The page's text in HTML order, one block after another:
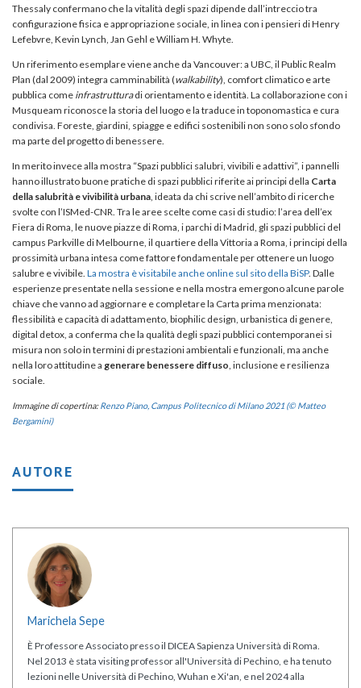
Thessaly confermano che la vitalità degli spazi dipende dall’intreccio tra
configurazione fisica e appropriazione sociale, in linea con i pensieri di Henry
Lefebvre, Kevin Lynch, Jan Gehl e William H. Whyte.
Un riferimento esemplare viene anche da Vancouver: a UBC, il Public Realm
Plan (dal 2009) integra camminabilità (walkability), comfort climatico e arte
pubblica come infrastrutturadi orientamento e identità. La collaborazione con i
Musqueam riconosce la storia del luogo e la traduce in toponomastica e cura
condivisa. Foreste, giardini, spiagge e edifici sostenibili non sono solo sfondo
ma parte del progetto di benessere.
In merito invece alla mostra “Spazi pubblici salubri, vivibili e adattivi”, i pannelli
hanno illustrato buone pratiche di spazi pubblici riferite ai principi della Carta
della salubrità e vivibilità urbana , ideata da chi scrive nell’ambito di ricerche
svolte con l’ISMed-CNR. Tra le aree scelte come casi di studio: l’area dell’ex
Fiera di Roma, le nuove piazze di Roma, i parchi di Madrid, gli spazi pubblici del
campus Parkville di Melbourne, il quartiere della Vittoria a Roma, i principi della
prossimità urbana intesa come fattore fondamentale per ottenere un luogo
salubre e vivibile. La mostra è visitabile anche online sul sito della BiSP. Dalle
esperienze presentate nella sessione e nella mostra emergono alcune parole
chiave che vanno ad aggiornare e completare la Carta prima menzionata:
flessibilità e capacità di adattamento, biophilic design, urbanistica di genere,
digital detox, a conferma che la qualità degli spazi pubblici contemporanei si
misura non solo in termini di prestazioni ambientali e funzionali, ma anche
nella loro attitudine a generare benessere diffuso , inclusione e resilienza
sociale.
Immagine di copertina: Renzo Piano, Campus Politecnico di Milano 2021 (© Matteo
Bergamini)
AUTORE
Marichela Sepe
È Professore Associato presso il DICEA Sapienza Università di Roma.
Nel 2013 è stata visiting professor all'Università di Pechino, e ha tenuto
lezioni nelle Università di Pechino, Wuhan e Xi'an, e nel 2024 alla